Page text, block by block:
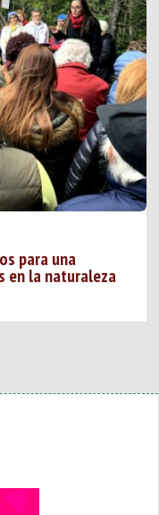
para una
en la naturaleza